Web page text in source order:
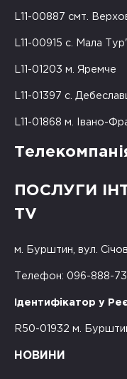
L11-00887 смт.
L11-00915 с. Мала
L11-01203 м. Яремче
L11-01397 с.
L11-01868 м. Івано-
ПОСЛУГИ
TV
м. Бурштин, вул.
Телефон: 096-888-
Ідентифікатор у
R50-01932 м.
НОВИНИ